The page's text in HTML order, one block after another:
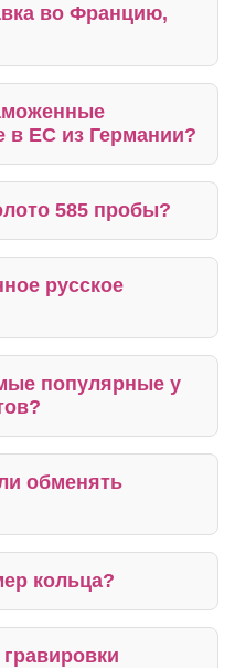
во Францию,
в ЕС из Германии?
585 пробы?
русское
популярные у
обменять
кольца?